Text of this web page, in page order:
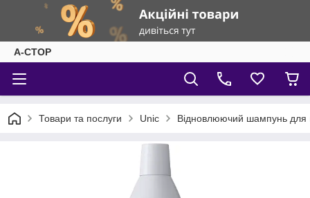
А-СТОР
Товари та послуги Unic Відновлюючий шампунь для